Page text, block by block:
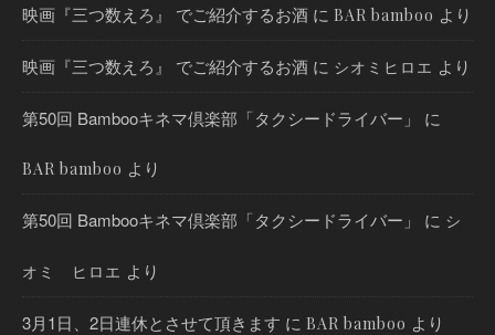
映画『三つ数えろ』 でご紹介するお酒 に BAR bamboo より
映画『三つ数えろ』 でご紹介するお酒 に シオミヒロエ より
第50回 Bambooキネマ倶楽部「タクシードライバー」 に
BAR bamboo より
第50回 Bambooキネマ倶楽部「タクシードライバー」 に シ
オミ ヒロエ より
3月1日、2日連休とさせて頂きます に BAR bamboo より